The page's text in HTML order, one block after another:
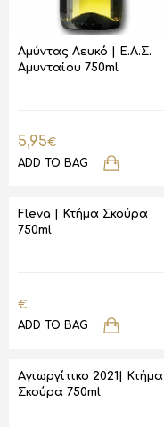
Αμύντας Λευκό | Ε.Α.Σ.
Αμυνταίου 750ml
5,95€
ADD TO BAG
Fleva | Κτήμα Σκούρα
750ml
€
ADD TO BAG
Αγιωργίτικο 2021| Κτήμα
Σκούρα 750ml